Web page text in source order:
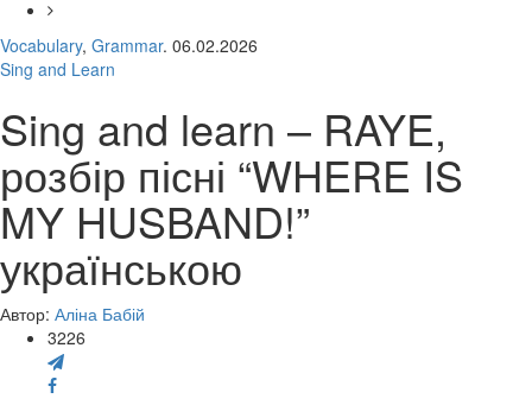
Vocabulary, Grammar. 06.02.2026
Sing and Learn
Sing and learn – RAYE,
розбір пісні “WHERE IS
MY HUSBAND!”
українською
Автор: Аліна Бабій
3226